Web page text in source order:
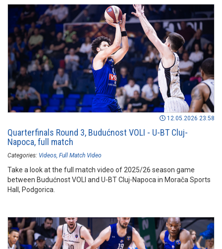
12.05.2026 23:58
Quarterfinals Round 3, Budućnost VOLI - U-BT Cluj-
Napoca, full match
Categories: Videos Full Match Video
Take a look at the full match video of 2025/26 season game
between Budućnost VOLI and U-BT Cluj-Napoca in Morača Sports
Hall, Podgorica.